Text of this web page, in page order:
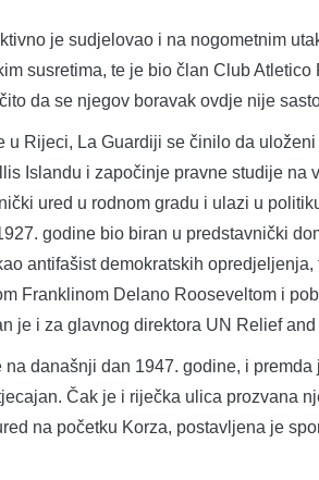
je sudjelovao i na nogometnim
susretima, te je bio član Club
da se njegov boravak ovdje nije
u Rijeci, La Guardiji se činilo da
Islandu i započinje pravne studije na
ured u rodnom gradu i ulazi u
godine bio biran u predstavnički
antifašist demokratskih
Franklinom Delano Rooseveltom i
je i za glavnog direktora UN Relief
na današnji dan 1947. godine, i
Čak je i riječka ulica prozvana
na početku Korza, postavljena je